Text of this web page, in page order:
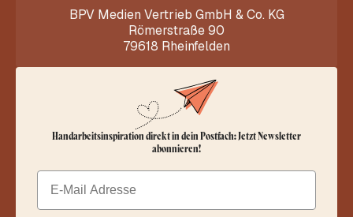
BPV Medien Vertrieb GmbH & Co. KG
Römerstraße 90
79618 Rheinfelden
Handarbeitsinspiration direkt in dein Postfach: Jetzt Newsletter
abonnieren!
Email